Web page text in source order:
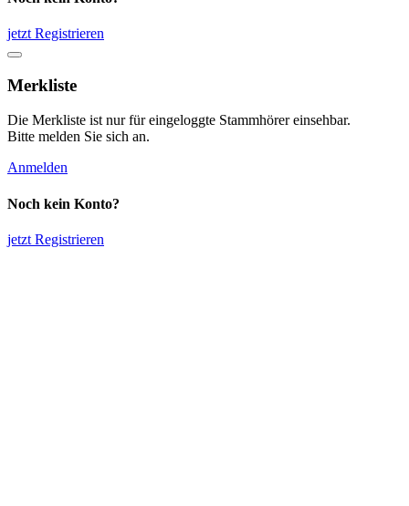
jetzt Registrieren
Merkliste
Die Merkliste ist nur für eingeloggte Stammhörer einsehbar.
Bitte melden Sie sich an.
Anmelden
Noch kein Konto?
jetzt Registrieren